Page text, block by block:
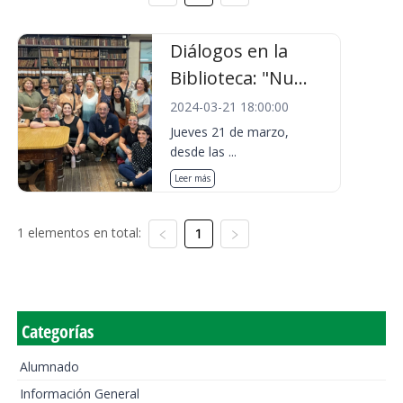
Diálogos en la
Biblioteca: "Nu...
2024-03-21 18:00:00
Jueves 21 de marzo,
desde las ...
Leer más
1 elementos en total: 1
Categorías
Alumnado
Información General